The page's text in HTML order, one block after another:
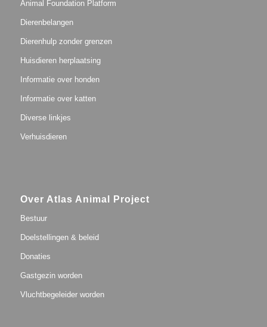
Animal Foundation Platform
Dierenbelangen
Dierenhulp zonder grenzen
Huisdieren herplaatsing
Informatie over honden
Informatie over katten
Diverse linkjes
Verhuisdieren
Over Atlas Animal Project
Bestuur
Doelstellingen & beleid
Donaties
Gastgezin worden
Vluchtbegeleider worden